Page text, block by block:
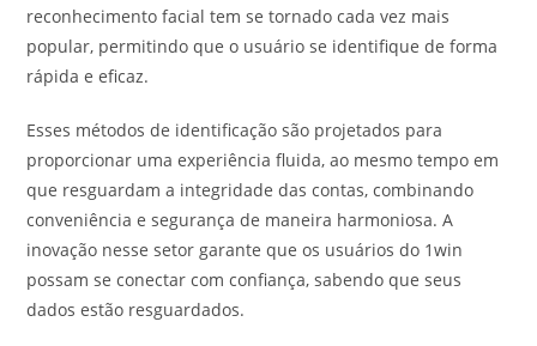
reconhecimento facial tem se tornado cada vez mais
popular, permitindo que o usuário se identifique de forma
rápida e eficaz.
Esses métodos de identificação são projetados para
proporcionar uma experiência fluida, ao mesmo tempo em
que resguardam a integridade das contas, combinando
conveniência e segurança de maneira harmoniosa. A
inovação nesse setor garante que os usuários do 1win
possam se conectar com confiança, sabendo que seus
dados estão resguardados.